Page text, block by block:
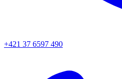
+421 37 6597 490